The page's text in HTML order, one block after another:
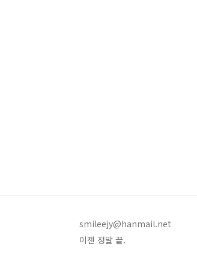
smileejy@hanmail.net
이젠 정말 끝.